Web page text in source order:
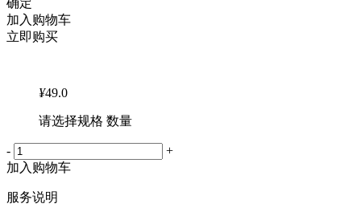
确定
加入购物车
立即购买
¥49.0
请选择规格 数量
-
+
加入购物车
服务说明